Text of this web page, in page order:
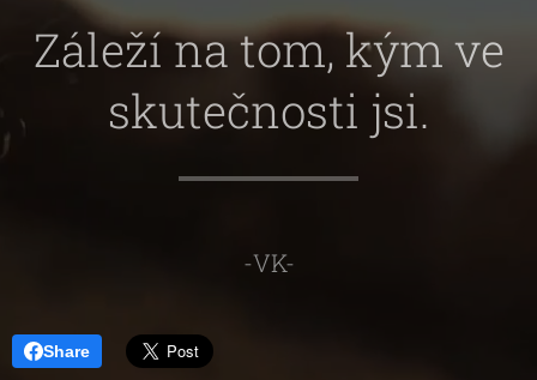
Záleží na tom, kým ve
skutečnosti jsi.
-VK-
Share